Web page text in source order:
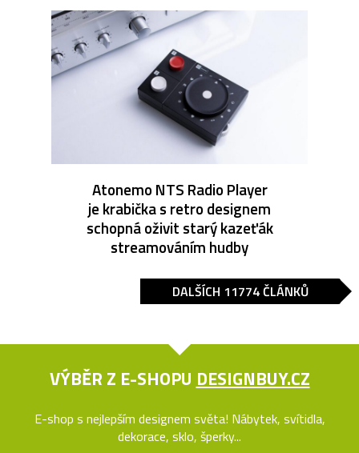
Atonemo NTS Radio Player
je krabička s retro designem
schopná oživit starý kazeťák
streamováním hudby
DALŠÍCH 11774 ČLÁNKŮ
VÝBĚR Z E-SHOPU DESIGNBUY.CZ
E-shop s nejlepším designem světa! Nábytek, svítidla,
dekorace, sklo, šperky...